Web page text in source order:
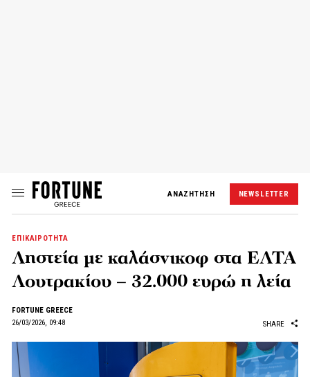
ΑΝΑΖΗΤΗΣΗ NEWSLETTER
ΕΠΙΚΑΙΡΟΤΗΤΑ
Ληστεία με καλάσνικοφ στα ΕΛΤΑ
Λουτρακίου – 32.000 ευρώ η λεία
FORTUNE GREECE
26/03/2026, 09:48
SHARE